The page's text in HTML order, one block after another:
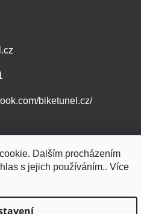
Dalším procházením
s jejich používáním.. Více
biketunel.cz/
Shoptet
. Všechna práva vyhrazena.